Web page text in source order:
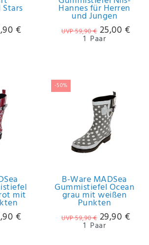
€
Hannes für Herren
und Jungen
UVP 59,90 € 25,00 €
1 Paar
mit
€
-50%
B-Ware MADSea
Gummistiefel Ocean
grau mit weißen
Punkten
UVP 59,90 € 29,90 €
1 Paar